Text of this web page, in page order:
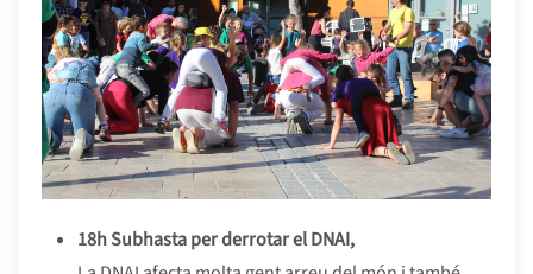
18h Subhasta per derrotar el DNAI,